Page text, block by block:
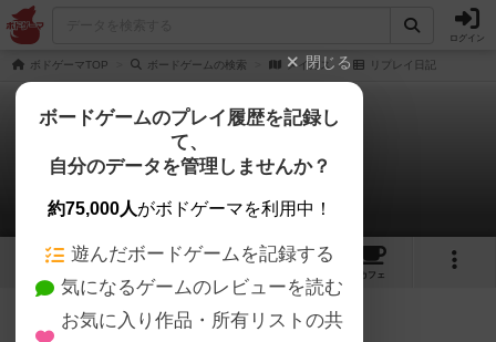
ログイン
ボドゲーマTOP ボードゲームの検索 メイガス リプレイ日記
メイガス
0件のリプレイ日記
5 1
カフェ
メイガスのトップに戻る
閉じる
ボードゲームのプレイ履歴を記録し
て、
自分のデータを管理しませんか？
約75,000人がボドゲーマを利用中！
遊んだボードゲームを記録する
気になるゲームのレビューを読む
お気に入り作品・所有リストの共